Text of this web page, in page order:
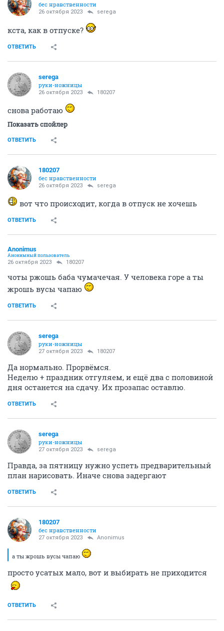
бес нравственности
26 октября 2023 serega
кста, как в отпуске?
ОТВЕТИТЬ
serega
руки-ножницы
26 октября 2023 180207
снова работаю
Показать спойлер
ОТВЕТИТЬ
180207
бес нравственности
26 октября 2023 serega
вот что происходит, когда в отпуск не хочешь
ОТВЕТИТЬ
Anоnimus
Анонимный пользователь
26 октября 2023 180207
чоты ржошь баба чумачечая. У человека горе а ты
жрошь вусы чапаю
ОТВЕТИТЬ
serega
руки-ножницы
27 октября 2023 180207
Да нормально. Прорвёмся.
Неделю + праздник отгуляем, и ещё два с половиной
дня останется на сдачу. Их прозапас оставлю.
ОТВЕТИТЬ
serega
руки-ножницы
27 октября 2023 serega
Правда, за пятницу нужно успеть предварительный
план нарисовать. Иначе снова задергают
ОТВЕТИТЬ
180207
бес нравственности
27 октября 2023 Anоnimus
а ты жрошь вусы чапаю
просто усатых мало, вот и выбирать не приходится
ОТВЕТИТЬ